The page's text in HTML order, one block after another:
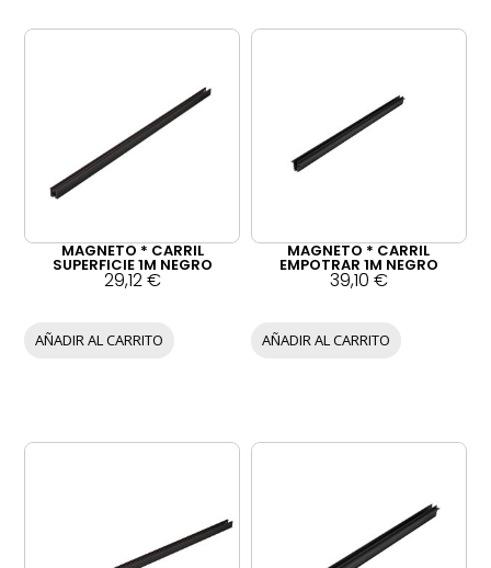
MAGNETO * CARRIL
SUPERFICIE 1M NEGRO
29,12€
AÑADIR AL CARRITO
MAGNETO * CARRIL
EMPOTRAR 1M NEGRO
39,10 €
AÑADIR AL CARRITO